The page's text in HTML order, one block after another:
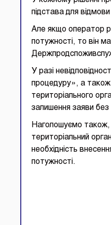
підстава для
Але якщо оператор
потужності, то він
У разі
процедуру», а
територіального
залишення заяви без
Наголошуємо також,
територіальний
необхідність
потужності.